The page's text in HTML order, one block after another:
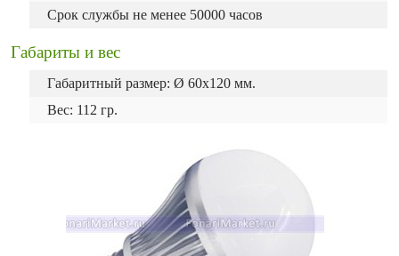
Срок службы не менее 50000 часов
Габариты и вес
Габаритный размер: Ø 60x120 мм.
Вес: 112 гр.